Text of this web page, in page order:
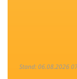
Stand: 06.08.2026